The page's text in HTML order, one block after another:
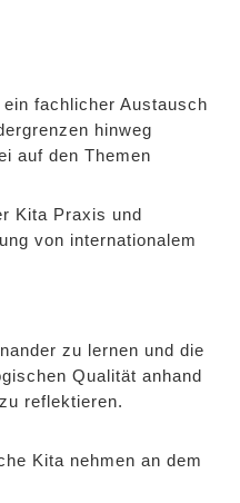
fachlicher Austausch
hinweg
auf den Themen
Kita Praxis und
von internationalem
zu lernen und die
Qualität anhand
reflektieren.
Kita nehmen an dem